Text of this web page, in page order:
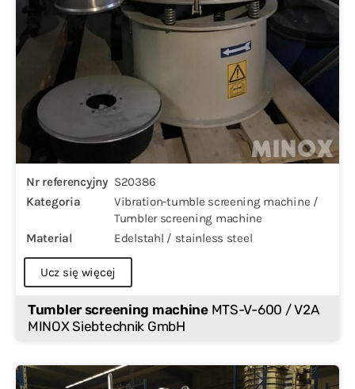
Nr referencyjny S20386
Kategoria
Vibration-tumble screening machine /
Tumbler screening machine
Material
Edelstahl / stainless steel
Ucz się więcej
Tumbler screening machineMTS-V-600 / V2A
MINOX Siebtechnik GmbH